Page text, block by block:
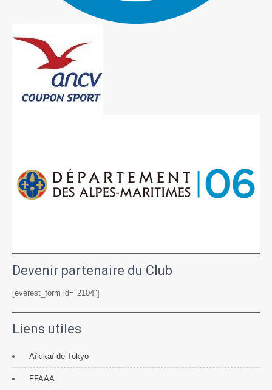
Devenir partenaire du Club
[everest_form id="2104"]
Liens utiles
Aïkikaï de Tokyo
FFAAA